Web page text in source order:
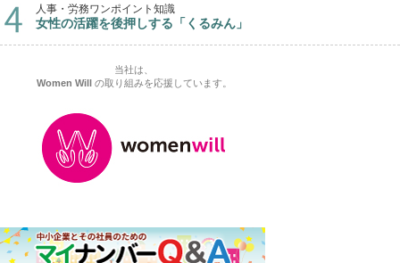
人事・労務ワンポイント知識
女性の活躍を後押しする「くるみん」
当社は、
Women Willの取り組みを応援しています。